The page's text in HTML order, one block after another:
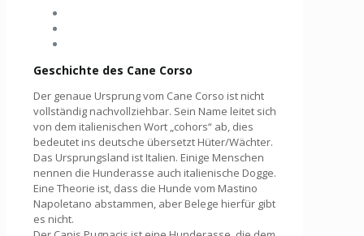
Geschichte des Cane Corso
Der genaue Ursprung vom Cane Corso ist nicht
vollständig nachvollziehbar. Sein Name leitet sich
von dem italienischen Wort „cohors“ ab, dies
bedeutet ins deutsche übersetzt Hüter/Wächter.
Das Ursprungsland ist Italien. Einige Menschen
nennen die Hunderasse auch italienische Dogge.
Eine Theorie ist, dass die Hunde vom Mastino
Napoletano abstammen, aber Belege hierfür gibt
es nicht.